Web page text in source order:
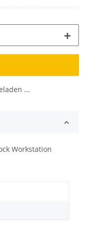
...
Workstation